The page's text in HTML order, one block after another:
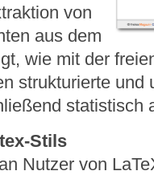
von
aus dem
wie mit der
strukturierte und
statistisch
Stils
Nutzer von